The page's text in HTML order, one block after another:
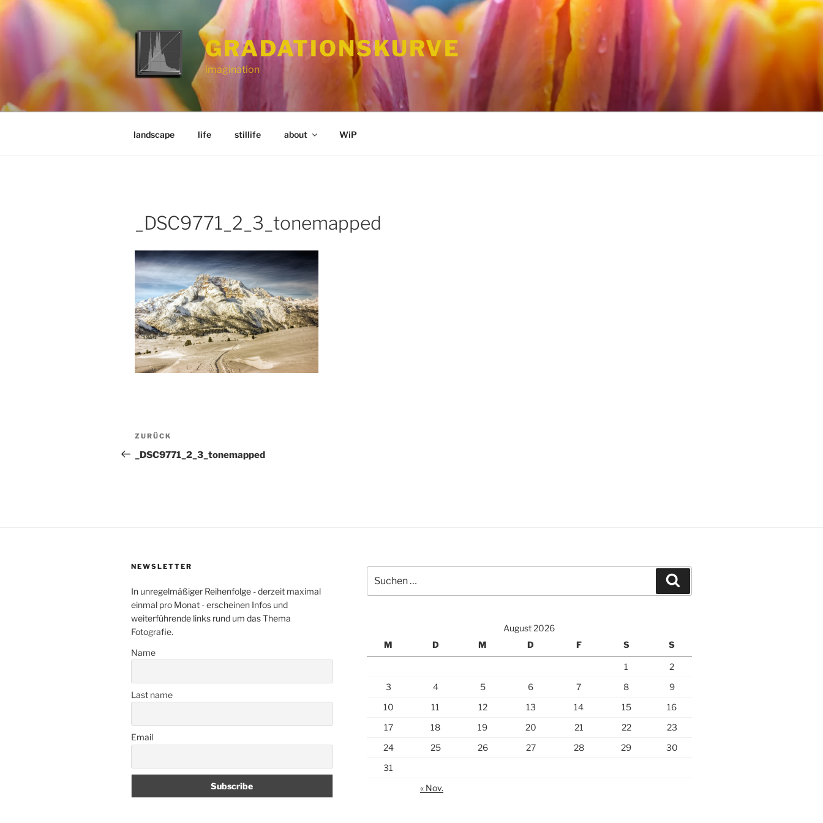
GRADATIONSKURVE
imagination
landscape life stillife about WiP
_DSC9771_2_3_tonemapped
Beitragsnavigation
Vorheriger
Beitrag
ZURÜCK
_DSC9771_2_3_tonemapped
NEWSLETTER
In unregelmäßiger Reihenfolge - derzeit maximal
einmal pro Monat - erscheinen Infos und
weiterführende links rund um das Thema
Fotografie.
Name
Last name
Email
nach:
August 2026
M
D M D F S S
1
2
3
4 5 6 7 8
9
10
11 12 13 14 15
16
17
18 19 20 21 22
23
24
25 26 27 28 29
30
31
« Nov.